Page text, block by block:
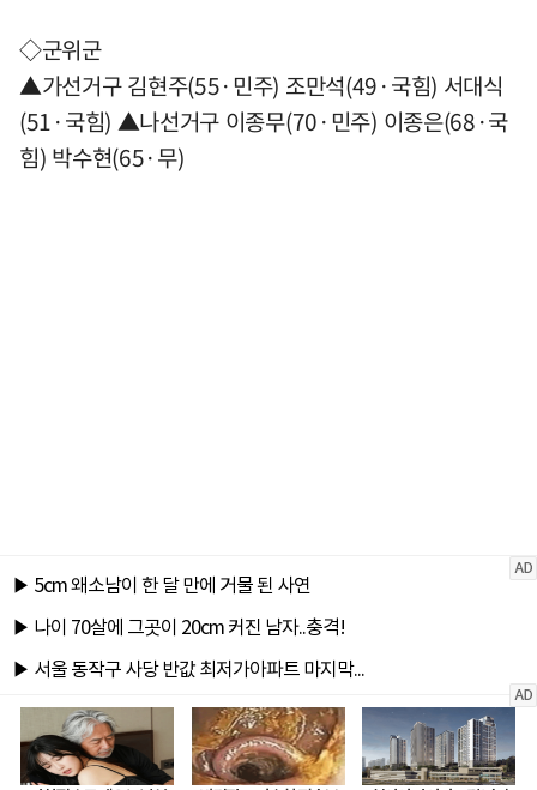
◇군위군
▲가선거구 김현주(55·민주) 조만석(49·국힘) 서대식
(51·국힘) ▲나선거구 이종무(70·민주) 이종은(68·국
힘) 박수현(65·무)